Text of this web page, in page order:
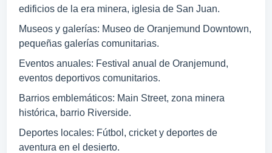
edificios de la era minera, iglesia de San Juan.
Museos y galerías: Museo de Oranjemund Downtown,
pequeñas galerías comunitarias.
Eventos anuales: Festival anual de Oranjemund,
eventos deportivos comunitarios.
Barrios emblemáticos: Main Street, zona minera
histórica, barrio Riverside.
Deportes locales: Fútbol, cricket y deportes de
aventura en el desierto.